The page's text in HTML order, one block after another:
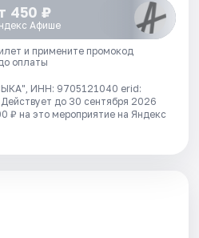
450 ₽
Афише
и примените промокод
оплаты
ИНН: 9705121040 erid:
Действует до 30 сентября 2026
₽ на это мероприятие на Яндекс